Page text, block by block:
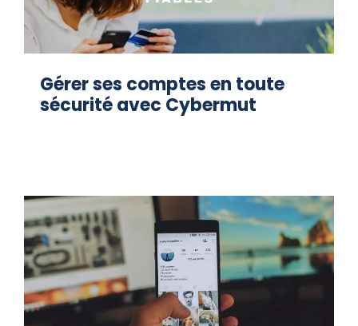
Gérer ses comptes en toute
sécurité avec Cybermut